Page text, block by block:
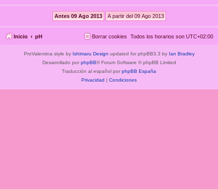
Inicio pH Todos los horarios son UTC+02:00
Borrar cookies
ProValentina style by Ishimaru Design updated for phpBB3.3 by Ian Bradley
Desarrollado por phpBB® Forum Software © phpBB Limited
Traducción al español por phpBB España
Privacidad | Condiciones